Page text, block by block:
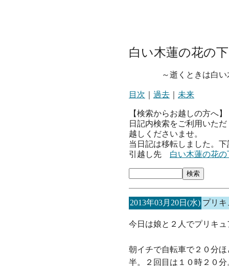
白い木蓮の花の
～逝くときは白い木
目次 過去 未来
【検索からお越しの方へ】
日記内検索をご利用いた
越しくださいませ。
当日記は移転しました。
引越し先 白い木蓮の花の
2013年03月20日(水) プリ
今日は娘と２人でプリキ
朝イチで自転車で２０分
半。２回目は１０時２０